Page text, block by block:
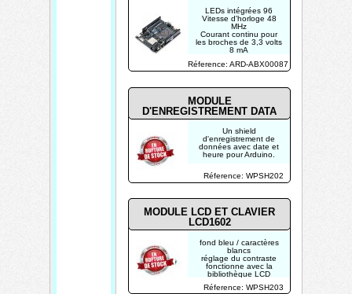
fond bleu / caractères
blancs
réglage du contraste
fonctionne avec la
bibliothèque LCD
les boutons de
Réference: WPSH203
MODULE LCD ET CLAVIER
LCD1602
Un shield
d'enregistrement de
données avec date et
heure pour Arduino.
MODULE
D'ENREGISTREMENT DATA
Réference: WPSH202
LEDs intégrées 96
Vitesse d'horloge 48
MHz
Courant continu pour
les broches de 3,3 volts
8 mA
broche d'entrée/sortie 8
mA
Réference: ARD-ABX00087